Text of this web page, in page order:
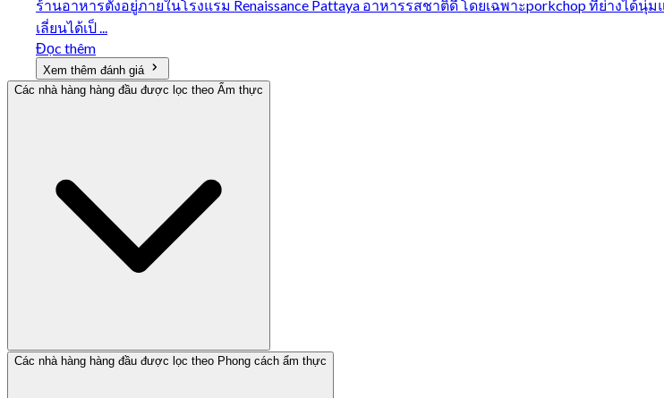
ร้านอาหารตั้งอยู่ภายในโรงแรม Renaissance Pattaya อาหารรสชาติดี โดยเฉพาะ​porkchop ที่ย่างไ
เลี่ยนได้เป็ ...
Đọc thêm
Xem thêm đánh giá
Các nhà hàng hàng đầu được lọc theo Ẩm thực
Các nhà hàng hàng đầu được lọc theo Phong cách ẩm thực